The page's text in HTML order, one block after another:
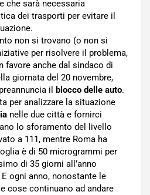
che sarà necessaria
dei trasporti per evitare il
non si trovano (o non si
per risolvere il problema,
favore anche dal sindaco di
giornata del 20 novembre,
il
blocco delle auto.
per analizzare la situazione
nelle due città e fornirci
lo sforamento del livello
a 111, mentre Roma ha
è di 50 microgrammi per
di 35 giorni all’anno
ogni anno, nonostante le
cose continuano ad andare